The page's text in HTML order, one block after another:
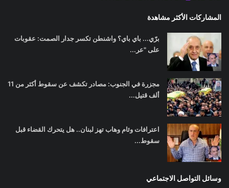
المشاركات الأكثر مشاهدة
برّي... باي باي؟ واشنطن تكسر جدار الصمت: عقوبات
على "عر...
مجزرة في الجنوب: مصادر تكشف عن سقوط أكثر من 11
ألف قتيل...
اعترافات وئام وهاب تهز لبنان.. هل يتحرك القضاء قبل
سقوط...
وسائل التواصل الاجتماعي